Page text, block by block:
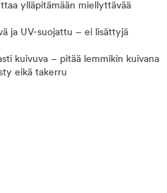
ylläpitämään miellyttävää
ja UV-suojattu – ei lisättyjä
kuivuva – pitää lemmikin kuivana
eikä takerru